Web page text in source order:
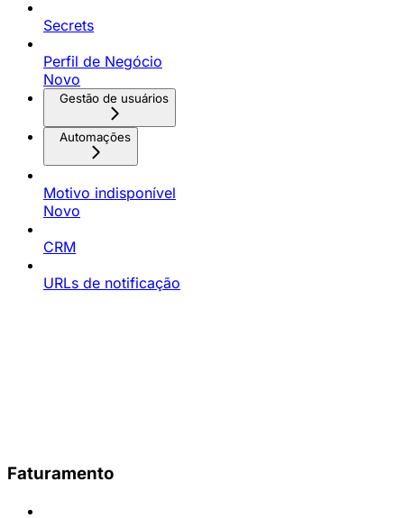
Secrets
Perfil de Negócio
Novo
Gestão de usuários
Automações
Motivo indisponível
Novo
CRM
URLs de notificação
Faturamento